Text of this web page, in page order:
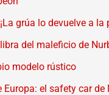
grúa lo devuelve a la
del maleficio de
modelo rústico
Europa: el safety car